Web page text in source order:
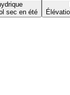
sec en été